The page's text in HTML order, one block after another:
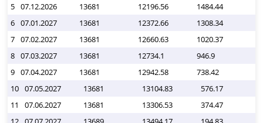
5 07.12.2026 13681 12196.56 1484.44
6 07.01.2027 13681 12372.66 1308.34
7 07.02.2027 13681 12660.63 1020.37
8 07.03.2027 13681 12734.1 946.9
9 07.04.2027 13681 12942.58 738.42
10 07.05.2027 13681 13104.83 576.17
11
07.06.2027 13681 13306.53 374.47